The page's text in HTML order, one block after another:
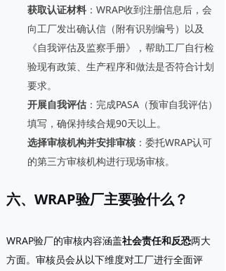
获取认证材料 ：WRAP收到注册信息后，会
向工厂发出确认信（附有识别编号）以及
《自我评估及监察手册》，帮助工厂自行检
验现有政策、生产程序和做法是否符合计划
要求。
开展自我评估 ：完成PASA（预审自我评估）
填写，确保持续合规90天以上。
选择审核机构并安排审核 ：委托WRAP认可
的第三方审核机构进行现场审核。
六、WRAP验厂主要验什么？
WRAP验厂的审核内容涵盖社会责任和反恐两大
方面。审核员会从以下维度对工厂进行全面评